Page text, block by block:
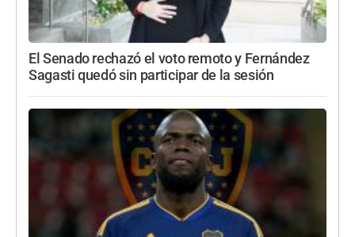
El Senado rechazó el voto remoto y Fernández
Sagasti quedó sin participar de la sesión